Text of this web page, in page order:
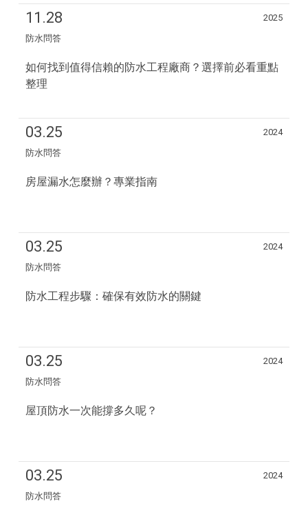
11.28
2025
防水問答
如何找到值得信賴的防水工程廠商？選擇前必看重點
整理
03.25
2024
防水問答
房屋漏水怎麼辦？專業指南
03.25
2024
防水問答
防水工程步驟：確保有效防水的關鍵
03.25
2024
防水問答
屋頂防水一次能撐多久呢？
03.25
2024
防水問答